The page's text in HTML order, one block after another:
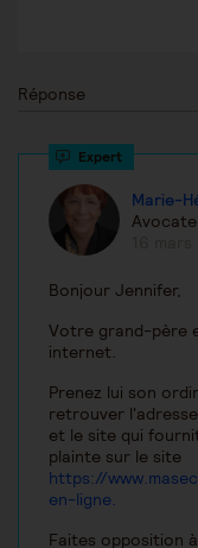
Réponse
Marie-
Avocate
Bonjour Jennifer,
Votre grand-père
internet.
Prenez lui son
retrouver
et le site qui
plainte sur le site
https://
en-ligne.
Faites opposition